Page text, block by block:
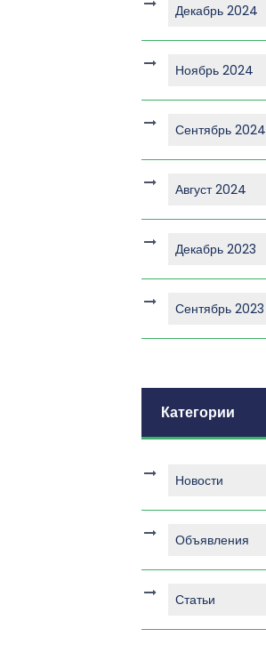
Декабрь 2024
Ноябрь 2024
Сентябрь 2024
Август 2024
Декабрь 2023
Сентябрь 2023
Категории
Новости
Объявления
Статьи